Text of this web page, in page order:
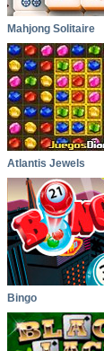
Mahjong Solitaire
Atlantis Jewels
Bingo